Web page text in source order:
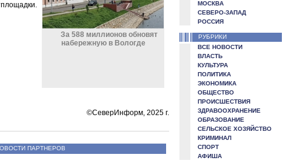
За 588 миллионов обновят
набережную в Вологде
©СеверИнформ, 2025 г.
ПАРТНЕРОВ
МОСКВА
СЕВЕРО-ЗАПАД
РОССИЯ
РУБРИКИ
ВСЕ НОВОСТИ
ВЛАСТЬ
КУЛЬТУРА
ПОЛИТИКА
ЭКОНОМИКА
ОБЩЕСТВО
ПРОИСШЕСТВИЯ
ЗДРАВООХРАНЕНИЕ
ОБРАЗОВАНИЕ
СЕЛЬСКОЕ ХОЗЯЙСТВО
КРИМИНАЛ
СПОРТ
АФИША